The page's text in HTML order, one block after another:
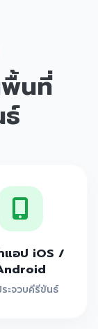
พื้นที่
แอป iOS /
ะจวบคีรีขันธ์